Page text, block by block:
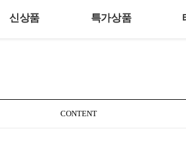
신상품 특가상품
CONTENT